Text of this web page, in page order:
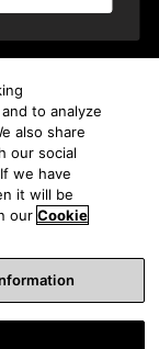
to analyze
also share
our social
we have
it will be
our Cookie